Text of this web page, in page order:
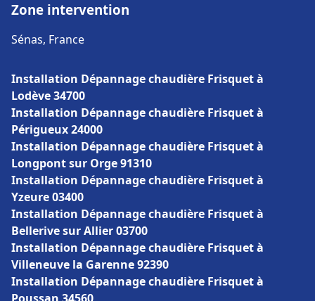
Zone intervention
Sénas, France
Installation Dépannage chaudière Frisquet à
Lodève 34700
Installation Dépannage chaudière Frisquet à
Périgueux 24000
Installation Dépannage chaudière Frisquet à
Longpont sur Orge 91310
Installation Dépannage chaudière Frisquet à
Yzeure 03400
Installation Dépannage chaudière Frisquet à
Bellerive sur Allier 03700
Installation Dépannage chaudière Frisquet à
Villeneuve la Garenne 92390
Installation Dépannage chaudière Frisquet à